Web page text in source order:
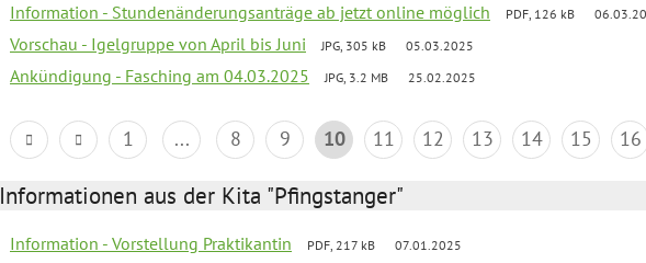
Information - Stundenänderungsanträge ab jetzt online möglich PDF, 126 kB
Vorschau - Igelgruppe von April bis Juni JPG, 305 kB 05.03.2025
Ankündigung - Fasching am 04.03.2025 JPG, 3.2 MB 25.02.2025
1 ... 8 9 10 11 12 13 14 15 16
Informationen aus der Kita "Pfingstanger"
Information - Vorstellung Praktikantin PDF, 217 kB 07.01.2025